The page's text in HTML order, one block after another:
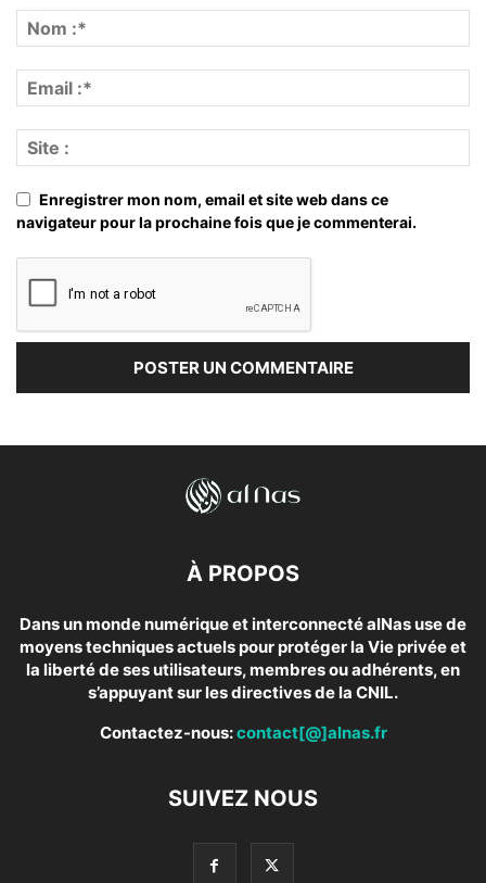
Enregistrer mon nom, email et site web dans ce
navigateur pour la prochaine fois que je commenterai.
À PROPOS
Dans un monde numérique et interconnecté alNas use de
moyens techniques actuels pour protéger la Vie privée et
la liberté de ses utilisateurs, membres ou adhérents, en
s’appuyant sur les directives de la CNIL.
Contactez-nous:contact[@]alnas.fr
SUIVEZ NOUS